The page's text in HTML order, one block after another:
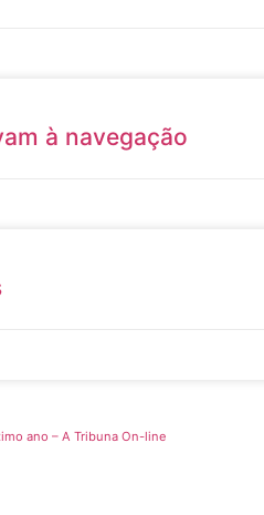
à navegação
ano – A Tribuna On-line